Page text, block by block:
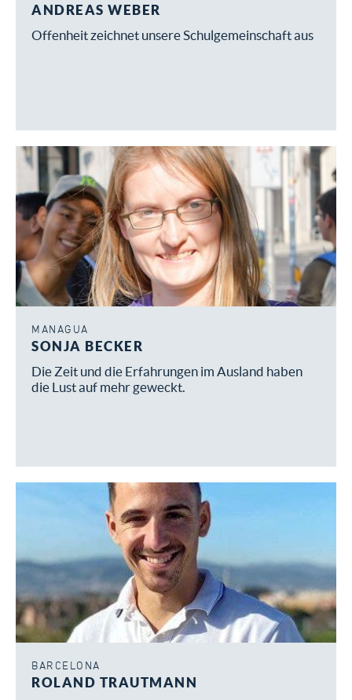
ANDREAS WEBER
Offenheit zeichnet unsere Schulgemeinschaft aus
MANAGUA
SONJA BECKER
Die Zeit und die Erfahrungen im Ausland haben
die Lust auf mehr geweckt.
BARCELONA
ROLAND TRAUTMANN